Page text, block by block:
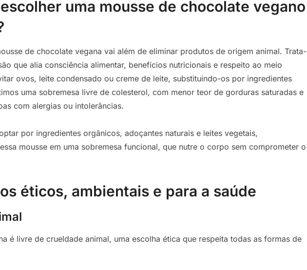
uma mousse de chocolate vegano
de chocolate vegana vai além de eliminar produtos de origem animal. Trata-
que alia consciência alimentar, benefícios nutricionais e respeito ao meio
ovos, leite condensado ou creme de leite, substituindo-os por ingredientes
uma sobremesa livre de colesterol, com menor teor de gorduras saturadas e
com alergias ou intolerâncias.
por ingredientes orgânicos, adoçantes naturais e leites vegetais,
mousse em uma sobremesa funcional, que nutre o corpo sem comprometer o
éticos, ambientais e para a saúde
é livre de crueldade animal, uma escolha ética que respeita todas as formas de